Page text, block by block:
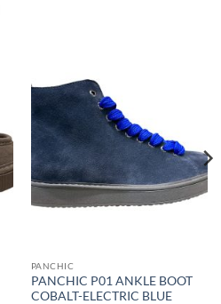
PANCHIC
PANCHIC P01 ANKLE BOOT
COBALT-ELECTRIC BLUE